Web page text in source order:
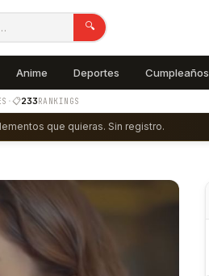
🔍
Anime Deportes Cumpleaños
·📋233RANKINGS
que quieras. Sin registro.